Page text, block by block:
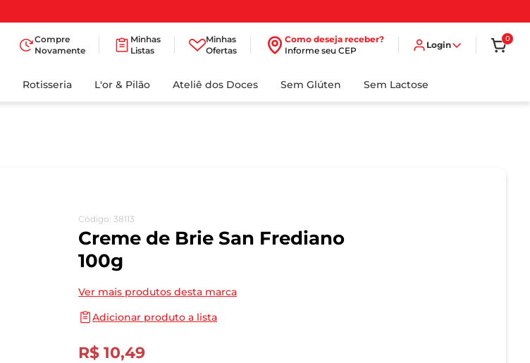
Compre
Novamente
Minhas
Listas
Minhas
Ofertas
Como deseja receber?
Informe seu CEP
Login
0
Rotisseria L'or & Pilão Ateliê dos Doces Sem Glúten Sem Lactose
Código: 38113
Creme de Brie San Frediano
100g
Ver mais produtos desta marca
Adicionar produto a lista
R$ 10,49
BUSCADOS